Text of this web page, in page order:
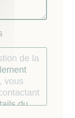
de la
vous
du